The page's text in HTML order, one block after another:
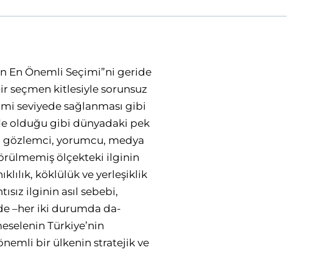
En Önemli Seçimi”ni geride
seçmen kitlesiyle sorunsuz
seviyede sağlanması gibi
olduğu gibi dünyadaki pek
gözlemci, yorumcu, medya
ölçekteki ilginin
köklülük ve yerleşiklik
ilginin asıl sebebi,
–her iki durumda da-
Türkiye’nin
bir ülkenin stratejik ve